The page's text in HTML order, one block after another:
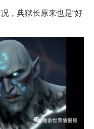
，典狱长原来也是“好